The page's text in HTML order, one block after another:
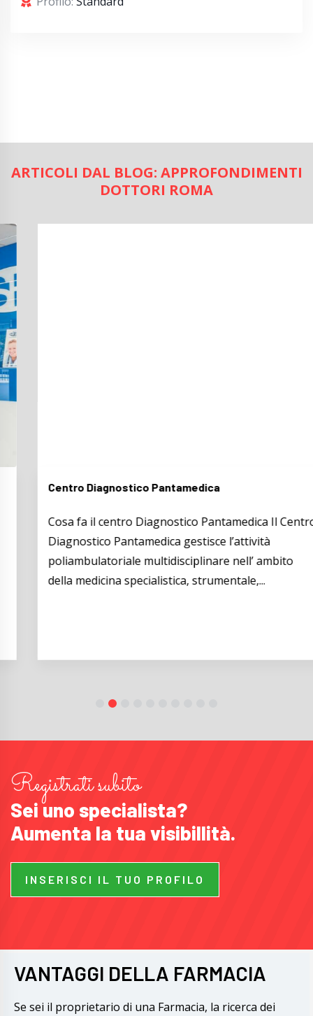
ARTICOLI DAL BLOG: APPROFONDIMENTI
DOTTORI ROMA
Centro Diagnostico Pantamedica
Cosa fa il centro Diagnostico Pantamedica Il Centro
Diagnostico Pantamedica gestisce l’attività
poliambulatoriale multidisciplinare nell’ ambito
della medicina specialistica, strumentale,...
Registrati subito
Sei uno specialista?
Aumenta la tua visibillità.
INSERISCI IL TUO PROFILO
VANTAGGI DELLA FARMACIA
Se sei il proprietario di una Farmacia, la ricerca dei